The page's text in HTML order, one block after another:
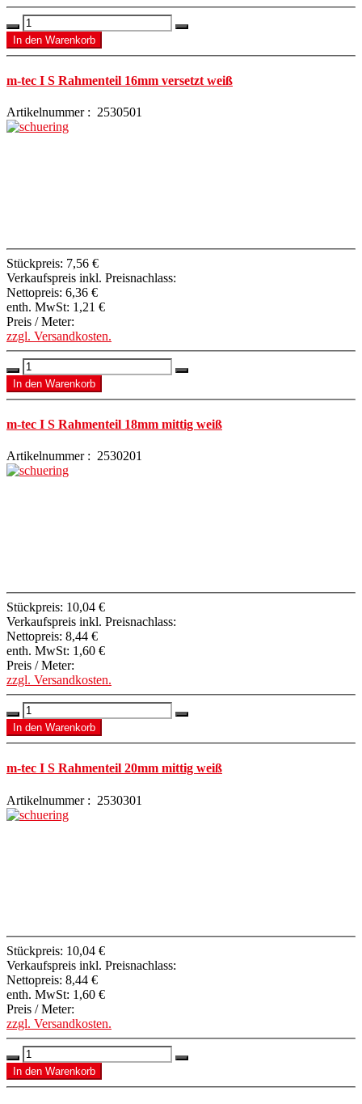
m-tec I S Rahmenteil 16mm versetzt weiß
Artikelnummer : 2530501
Stückpreis: 7,56 €
Verkaufspreis inkl. Preisnachlass:
Nettopreis: 6,36 €
enth. MwSt: 1,21 €
Preis / Meter:
zzgl. Versandkosten.
m-tec I S Rahmenteil 18mm mittig weiß
Artikelnummer : 2530201
Stückpreis: 10,04 €
Verkaufspreis inkl. Preisnachlass:
Nettopreis: 8,44 €
enth. MwSt: 1,60 €
Preis / Meter:
zzgl. Versandkosten.
m-tec I S Rahmenteil 20mm mittig weiß
Artikelnummer : 2530301
Stückpreis: 10,04 €
Verkaufspreis inkl. Preisnachlass:
Nettopreis: 8,44 €
enth. MwSt: 1,60 €
Preis / Meter:
zzgl. Versandkosten.